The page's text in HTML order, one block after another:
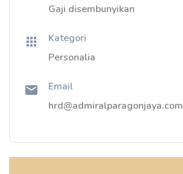
Gaji disembunyikan
Kategori
Personalia
Email
hrd@admiralparagonjaya.com